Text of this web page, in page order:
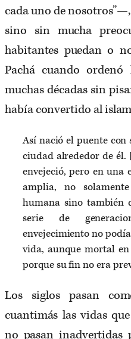
cada uno de
sino sin mucha
habitantes puedan o
Pachá cuando
muchas décadas sin
había convertido al
Así nació el puente con
ciudad alrededor de
envejeció, pero en una
amplia, no
humana sino también
serie de
envejecimiento no
vida, aunque mortal
porque su fin no era
Los siglos pasan
cuantimás las vidas
no pasan inadvertidas